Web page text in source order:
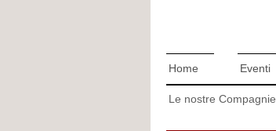
Home Eventi
Le nostre Compagnie